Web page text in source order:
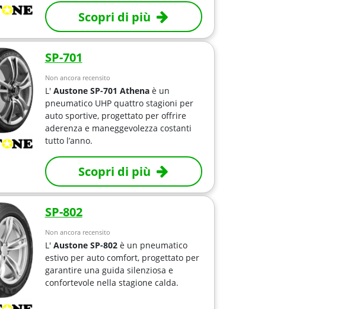
Scopri di più
SP-701
Non ancora recensito
L' Austone SP-701 Athenaè un
pneumatico UHP quattro stagioni per
auto sportive, progettato per offrire
aderenza e maneggevolezza costanti
tutto l’anno.
Scopri di più
SP-802
Non ancora recensito
L' Austone SP-802è un pneumatico
estivo per auto comfort, progettato per
garantire una guida silenziosa e
confortevole nella stagione calda.